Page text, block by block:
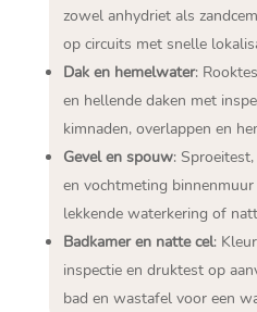
zowel anhydriet als
op circuits met snelle
Dak en hemelwater:
en hellende daken met
kimnaden, overlappen en
Gevel en spouw:
en vochtmeting
lekkende waterkering of
Badkamer en natte cel:
inspectie en druktest op
bad en wastafel voor een